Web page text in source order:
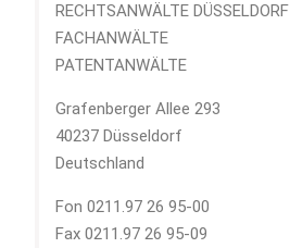
RECHTSANWÄLTE DÜSSELDORF
FACHANWÄLTE
PATENTANWÄLTE
Grafenberger Allee 293
40237 Düsseldorf
Deutschland
Fon 0211.97 26 95-00
Fax 0211.97 26 95-09